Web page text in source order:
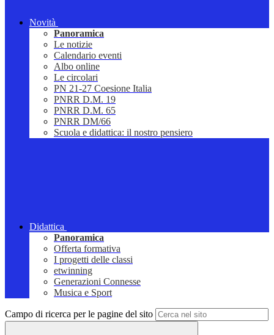
Novità
Panoramica
Le notizie
Calendario eventi
Albo online
Le circolari
PN 21-27 Coesione Italia
PNRR D.M. 19
PNRR D.M. 65
PNRR DM/66
Scuola e didattica: il nostro pensiero
Didattica
Panoramica
Offerta formativa
I progetti delle classi
etwinning
Generazioni Connesse
Musica e Sport
Campo di ricerca per le pagine del sito